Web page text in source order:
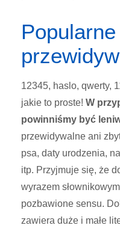
Popularne
12345, haslo, qwerty,
jakie to proste! W
powinniśmy być
przewidywalne ani
psa, daty urodzenia,
itp. Przyjmuje się, że
wyrazem
pozbawione sensu.
zawiera duże i małe